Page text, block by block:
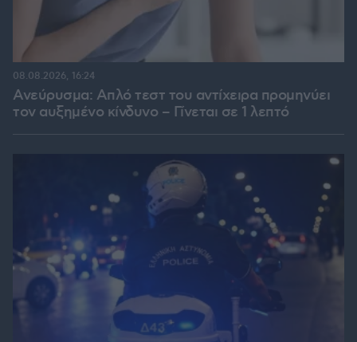
Ανεύρυσμα: Απλό τεστ του αντίχειρα προμηνύει
τον αυξημένο κίνδυνο – Γίνεται σε 1 λεπτό
08.08.2026, 16:24